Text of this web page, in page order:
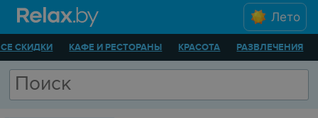
Лето
СКИДКИ КАФЕ И РЕСТОРАНЫ КРАСОТА РАЗВЛЕЧЕНИЯ